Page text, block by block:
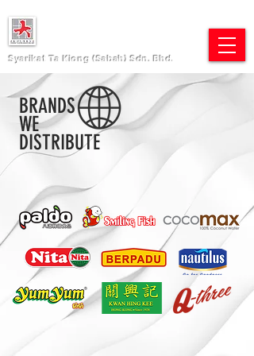
Syarikat Ta Kiong (Sabah) Sdn. Bhd.
BRANDS
WE
DISTRIBUTE